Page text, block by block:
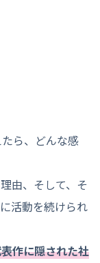
ら、どんな感
由、そして、そ
活動を続けられ
作に隠された社